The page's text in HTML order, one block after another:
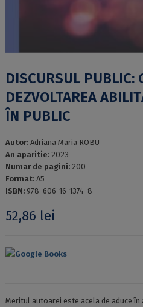
DISCURSUL PUBLIC:
DEZVOLTAREA
ÎN PUBLIC
Autor: Adriana Maria ROBU
An aparitie: 2023
Numar de pagini: 200
Format: A5
ISBN: 978-606-16-1374-8
52,86 lei
Google Books
Meritul autoarei este acela de aduce